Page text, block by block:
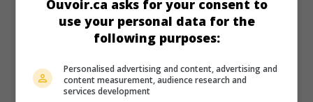
sur mes écrans
Pensez comme un homme
V.O.: Think Like a Man
Ouvoir.ca asks for your consent to
use your personal data for the
following purposes:
Personalised advertising and content, advertising and
content measurement, audience research and
services development